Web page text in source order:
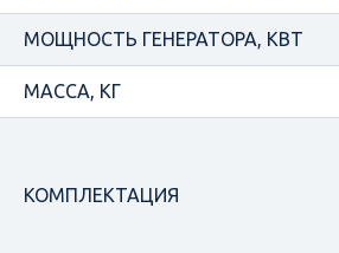
МОЩНОСТЬ ГЕНЕРАТОРА, КВТ
МАССА, КГ
КОМПЛЕКТАЦИЯ